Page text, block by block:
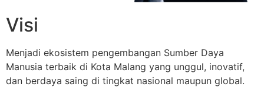
Visi
Menjadi ekosistem pengembangan Sumber Daya
Manusia terbaik di Kota Malang yang unggul, inovatif,
dan berdaya saing di tingkat nasional maupun global.